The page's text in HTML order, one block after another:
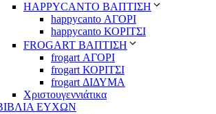
HAPPYCANTO ΒΑΠΤΙΣΗ
happycanto ΑΓΟΡΙ
happycanto ΚΟΡΙΤΣΙ
FROGART ΒΑΠΤΙΣΗ
frogart ΑΓΟΡΙ
frogart ΚΟΡΙΤΣΙ
frogart ΔΙΔΥΜΑ
Χριστουγεννιάτικα
ΕΥΧΩΝ